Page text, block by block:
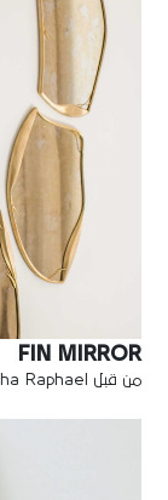
FIN MIRROR
من قبل Shaha Raphael